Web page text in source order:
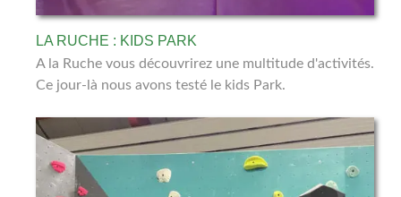
LA RUCHE : KIDS PARK
A la Ruche vous découvrirez une multitude d'activités.
Ce jour-là nous avons testé le kids Park.